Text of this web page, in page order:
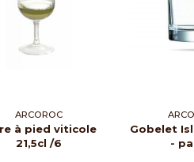
ARCOROC
à pied viticole
21,5cl /6
Gobelet
-